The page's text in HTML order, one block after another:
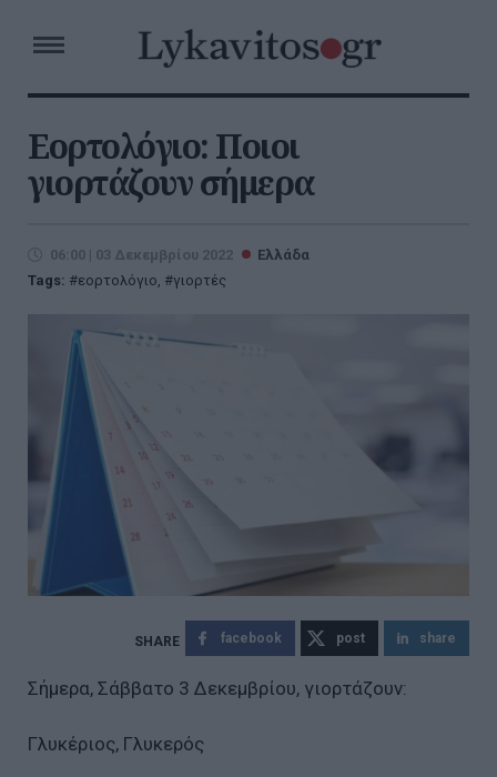
Εορτολόγιο: Ποιοι
γιορτάζουν σήμερα
06:00 | 03 Δεκεμβρίου 2022
Ελλάδα
Tags:
εορτολόγιο, γιορτές
facebook post share
Σήμερα, Σάββατο 3 Δεκεμβρίου, γιορτάζουν:
Γλυκέριος, Γλυκερός